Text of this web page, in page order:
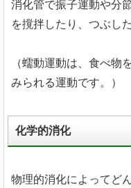
消化管で振子運動や分
を撹拌したり、つぶし
（蠕動運動は、食べ物
みられる運動です。）
化学的消化
物理的消化によってど